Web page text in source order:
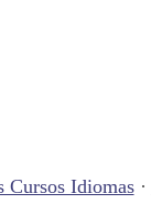
Cursos Idiomas·